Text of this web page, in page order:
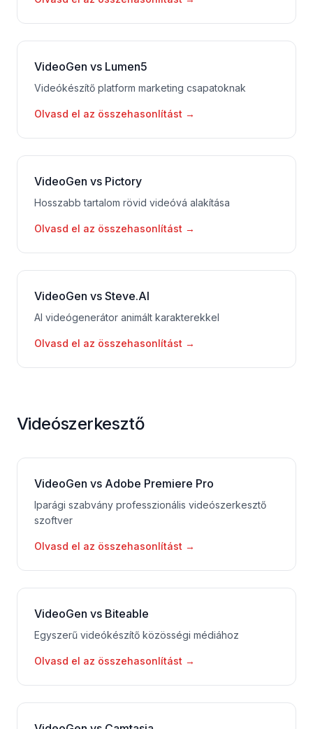
VideoGen vs Lumen5
Videókészítő platform marketing csapatoknak
Olvasd el az összehasonlítást →
VideoGen vs Pictory
Hosszabb tartalom rövid videóvá alakítása
Olvasd el az összehasonlítást →
VideoGen vs Steve.AI
AI videógenerátor animált karakterekkel
Olvasd el az összehasonlítást →
Videószerkesztő
VideoGen vs Adobe Premiere Pro
Iparági szabvány professzionális videószerkesztő
szoftver
Olvasd el az összehasonlítást →
VideoGen vs Biteable
Egyszerű videókészítő közösségi médiához
Olvasd el az összehasonlítást →